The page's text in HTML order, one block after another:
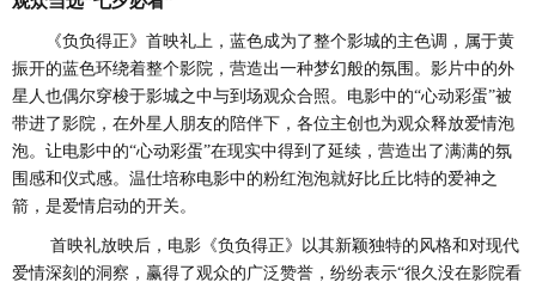
《负负得正》首映礼上，蓝色成为了整个影城的主色调，属于黄
振开的蓝色环绕着整个影院，营造出一种梦幻般的氛围。影片中的外
星人也偶尔穿梭于影城之中与到场观众合照。电影中的“心动彩蛋”被
带进了影院，在外星人朋友的陪伴下，各位主创 也为观众释放爱情泡
泡。让电影中的“心动彩蛋”在现实中得到了延续，营造出了满满的氛
围感和仪式感。温仕培称电影中的粉红泡泡就好比丘比特的爱神之
箭，是爱情启动的开关。
首映礼放映后，电影《负负得正》以其新颖独特的风格和对现代
爱情深刻的洞察，赢得了观众的广泛赞誉，纷纷表示“很久没在影院看